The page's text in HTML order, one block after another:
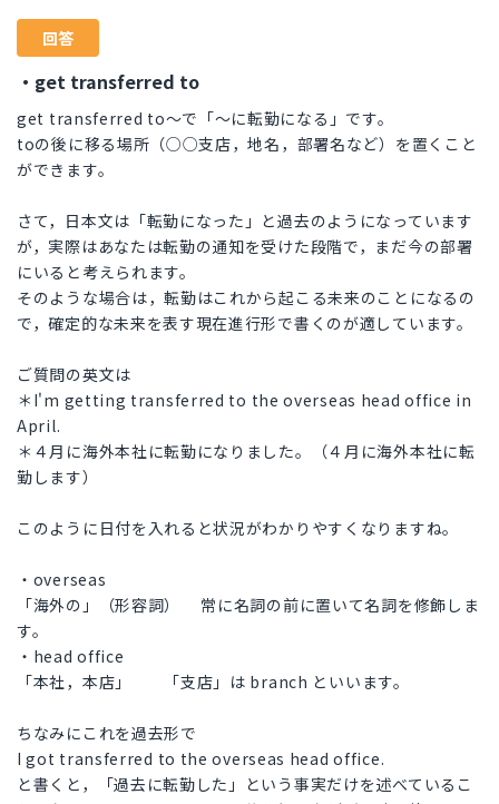
回答
・get transferred to
get transferred to～で「～に転勤になる」です。
toの後に移る場所（○○支店，地名，部署名など）を置くこと
ができます。
さて，日本文は「転勤になった」と過去のようになっています
が，実際はあなたは転勤の通知を受けた段階で，まだ今の部署
にいると考えられます。
そのような場合は，転勤はこれから起こる未来のことになるの
で，確定的な未来を表す現在進行形で書くのが適しています。
ご質問の英文は
＊I'm getting transferred to the overseas head office in
April.
＊４月に海外本社に転勤になりました。（４月に海外本社に転
勤します）
このように日付を入れると状況がわかりやすくなりますね。
・overseas
「海外の」（形容詞） 常に名詞の前に置いて名詞を修飾しま
す。
・head office
「本社，本店」 「支店」は branch といいます。
ちなみにこれを過去形で
I got transferred to the overseas head office.
と書くと，「過去に転勤した」という事実だけを述べているこ